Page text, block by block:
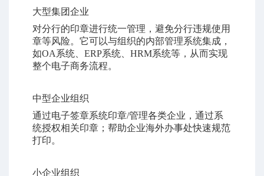
大型集团企业
对分行的印章进行统一管理，避免分行违规使用
章等风险。它可以与组织的内部管理系统集成，
如OA系统、ERP系统、HRM系统等，从而实现
整个电子商务流程。
中型企业组织
通过电子签章系统印章/管理各类企业，通过系
统授权相关印章；帮助企业海外办事处快速规范
打印。
小企业组织